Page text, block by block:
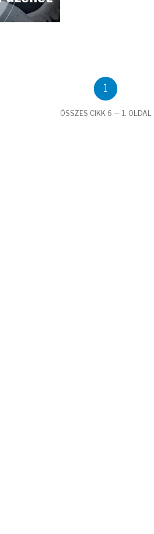
1
ÖSSZES CIKK 6 — 1. OLDAL